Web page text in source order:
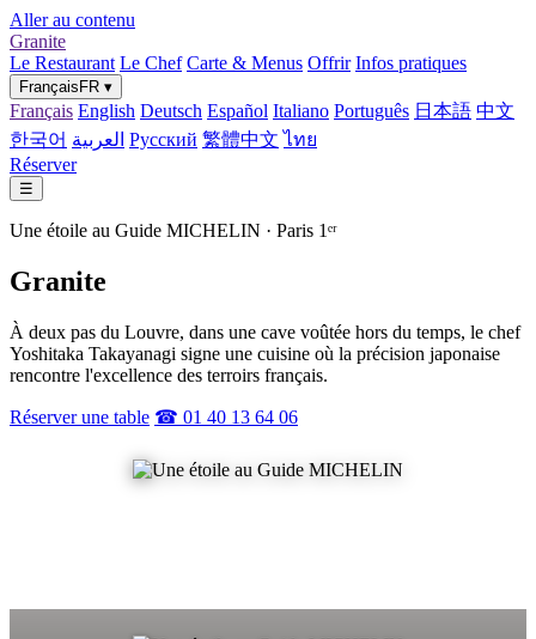
Aller au contenu
Granite
Le Restaurant Le Chef Carte & Menus Offrir Infos pratiques
Français FR ▾
Français English Deutsch Español Italiano Português 日本語 中文
한국어 العربية Русский 繁體中文 ไทย
Réserver
☰
Une étoile au Guide MICHELIN · Paris 1ᵉʳ
Granite
À deux pas du Louvre, dans une cave voûtée hors du temps, le chef
Yoshitaka Takayanagi signe une cuisine où la précision japonaise
rencontre l'excellence des terroirs français.
Réserver une table ☎ 01 40 13 64 06